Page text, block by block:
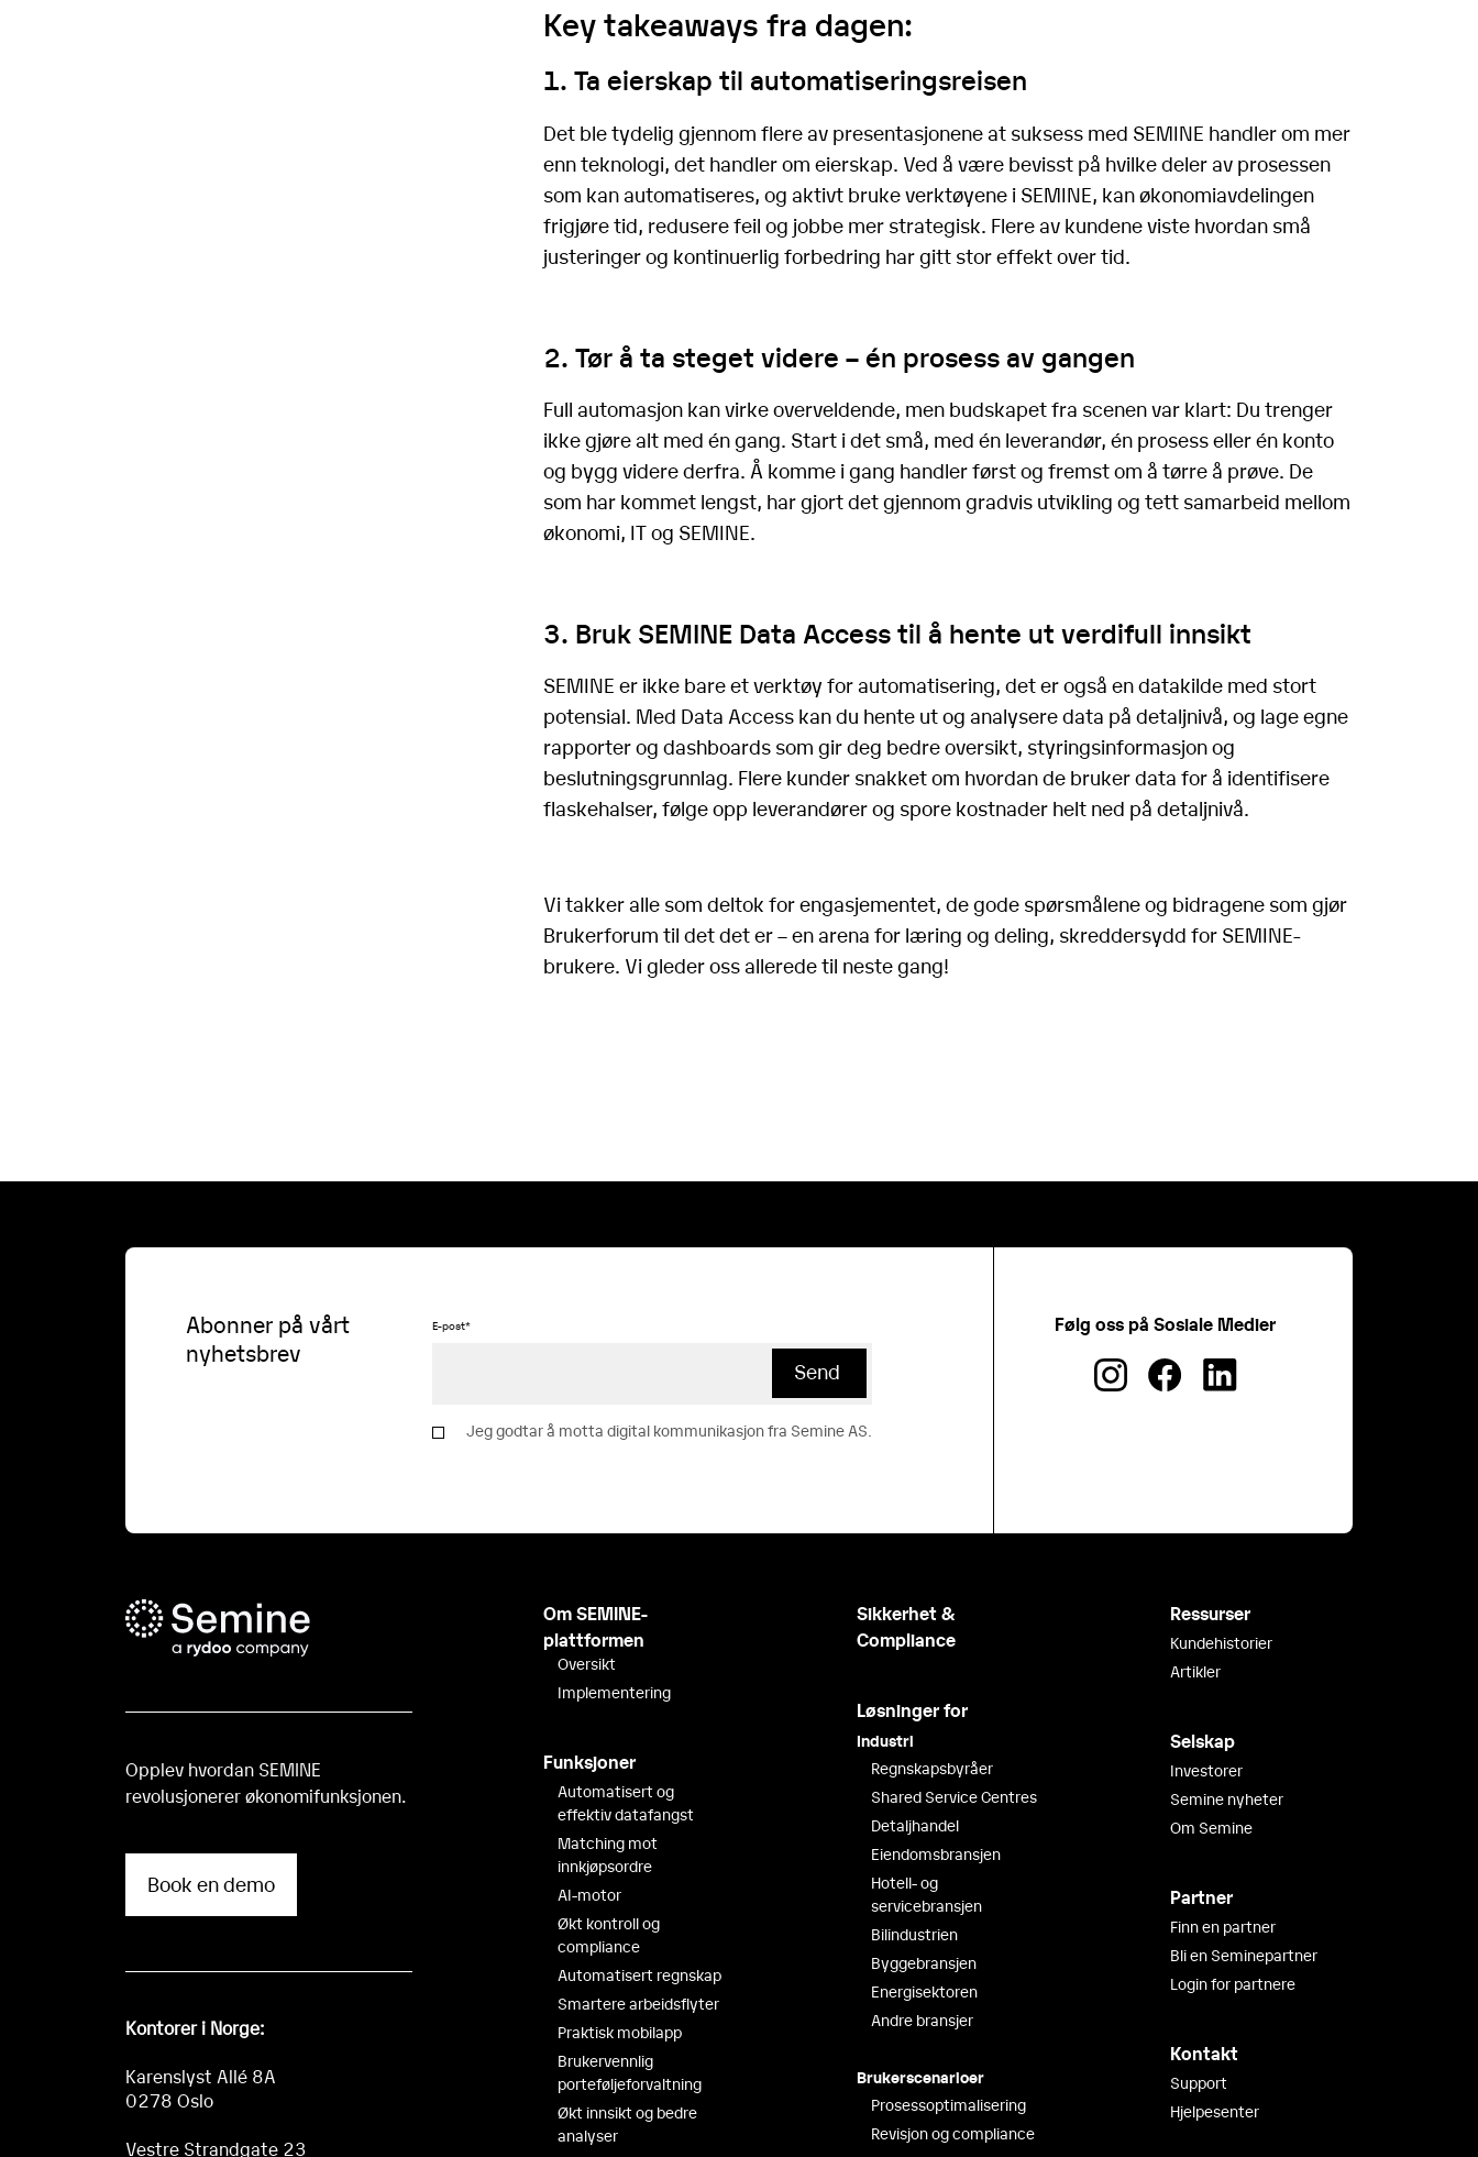
Key takeaways fra dagen:
1. Ta eierskap til automatiseringsreisen
Det ble tydelig gjennom flere av presentasjonene at suksess med SEMINE handler om mer
enn teknologi, det handler om eierskap. Ved å være bevisst på hvilke deler av prosessen
som kan automatiseres, og aktivt bruke verktøyene i SEMINE, kan økonomiavdelingen
frigjøre tid, redusere feil og jobbe mer strategisk. Flere av kundene viste hvordan små
justeringer og kontinuerlig forbedring har gitt stor effekt over tid.
2. Tør å ta steget videre – én prosess av gangen
Full automasjon kan virke overveldende, men budskapet fra scenen var klart: Du trenger
ikke gjøre alt med én gang. Start i det små, med én leverandør, én prosess eller én konto
og bygg videre derfra. Å komme i gang handler først og fremst om å tørre å prøve. De
som har kommet lengst, har gjort det gjennom gradvis utvikling og tett samarbeid mellom
økonomi, IT og SEMINE.
3. Bruk SEMINE Data Access til å hente ut verdifull innsikt
SEMINE er ikke bare et verktøy for automatisering, det er også en datakilde med stort
potensial. Med Data Access kan du hente ut og analysere data på detaljnivå, og lage egne
rapporter og dashboards som gir deg bedre oversikt, styringsinformasjon og
beslutningsgrunnlag. Flere kunder snakket om hvordan de bruker data for å identifisere
flaskehalser, følge opp leverandører og spore kostnader helt ned på detaljnivå.
Vi takker alle som deltok for engasjementet, de gode spørsmålene og bidragene som gjør
Brukerforum til det det er – en arena for læring og deling, skreddersydd for SEMINE-
brukere. Vi gleder oss allerede til neste gang!
Abonner på vårt
nyhetsbrev
E-post*
Jeg godtar å motta digital kommunikasjon fra Semine AS.
Følg oss på Sosiale Medier
Opplev hvordan SEMINE
revolusjonerer økonomifunksjonen.
Book en demo
Kontorer i Norge:
Karenslyst Allé 8A
0278 Oslo
Vestre Strandgate 23
Om SEMINE-
plattformen
Oversikt
Implementering
Funksjoner
Automatisert og
effektiv datafangst
Matching mot
innkjøpsordre
AI-motor
Økt kontroll og
compliance
Automatisert regnskap
Smartere arbeidsflyter
Praktisk mobilapp
Brukervennlig
porteføljeforvaltning
Økt innsikt og bedre
analyser
Sikkerhet &
Compliance
Løsninger for
Industri
Regnskapsbyråer
Shared Service Centres
Detaljhandel
Eiendomsbransjen
Hotell- og
servicebransjen
Bilindustrien
Byggebransjen
Energisektoren
Andre bransjer
Brukerscenarioer
Prosessoptimalisering
Revisjon og compliance
Ressurser
Kundehistorier
Artikler
Selskap
Investorer
Semine nyheter
Om Semine
Partner
Finn en partner
Bli en Seminepartner
Login for partnere
Kontakt
Support
Hjelpesenter